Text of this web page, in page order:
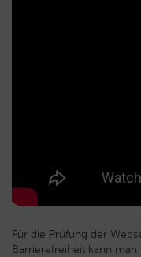
Für die Prüfung der
Barrierefreiheit kann